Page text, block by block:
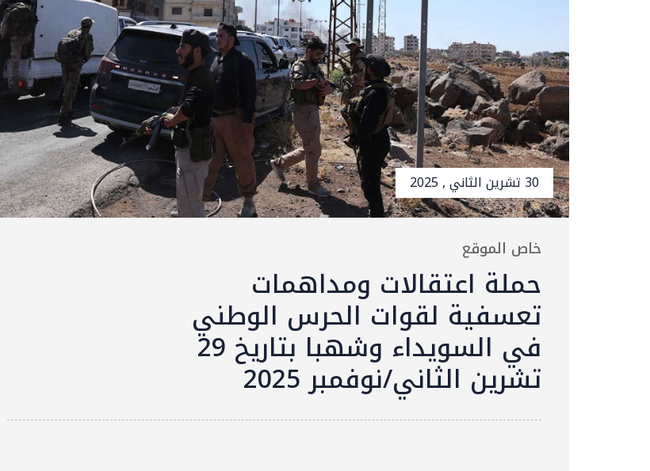
30 تشرين الثاني , 2025
خاص الموقع
حملة اعتقالات ومداهمات
تعسفية لقوات الحرس الوطني
في السويداء وشهبا بتاريخ 29
تشرين الثاني/نوفمبر 2025